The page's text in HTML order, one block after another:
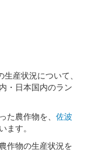
産状況について、
・日本国内のラン
た農作物を、 佐波
ます。
作物の生産状況を